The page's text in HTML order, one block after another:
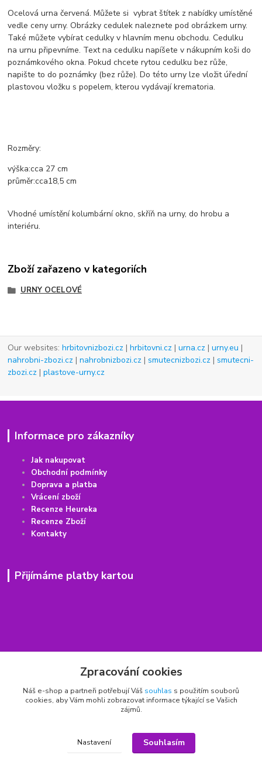
Ocelová urna červená. Můžete si vybrat štítek z nabídky umístěné
vedle ceny urny. Obrázky cedulek naleznete pod obrázkem urny.
Také můžete vybírat cedulky v hlavním menu obchodu. Cedulku
na urnu připevníme. Text na cedulku napíšete v nákupním koši do
poznámkového okna. Pokud chcete rytou cedulku bez růže,
napište to do poznámky (bez růže). Do této urny lze vložit úřední
plastovou vložku s popelem, kterou vydávají krematoria.
Rozměry:
výška:cca 27 cm
průměr:cca18,5 cm
Vhodné umístění kolumbární okno, skříň na urny, do hrobu a
interiéru.
Zboží zařazeno v kategoriích
URNY OCELOVÉ
Our websites:hrbitovnizbozi.cz |hrbitovni.cz |urna.cz |urny.eu |
nahrobni-zbozi.cz |nahrobnizbozi.cz |smutecnizbozi.cz |smutecni-
zbozi.cz |plastove-urny.cz
Informace pro zákazníky
Jak nakupovat
Obchodní podmínky
Doprava a platba
Vrácení zboží
Recenze Heureka
Recenze Zboží
Kontakty
Přijímáme platby kartou
776 75 93 75
Po - Pá 9,00 - 15,00 hod.
Zpracování cookies
Náš e-shop a partneři potřebují Váš souhlas s použitím souborů
cookies, aby Vám mohli zobrazovat informace týkající se Vašich
zájmů.
Nastavení Souhlasím